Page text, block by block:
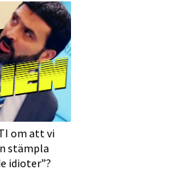
om att vi
stämpla
idioter”?